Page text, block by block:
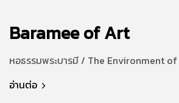
Baramee of Art
หอธรรมพระบารมี / The Environment
อ่านต่อ